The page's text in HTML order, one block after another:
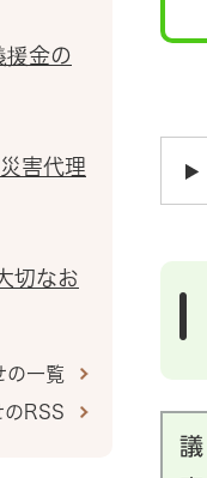
議
援金の
害代理
切なお
の一覧
のRSS